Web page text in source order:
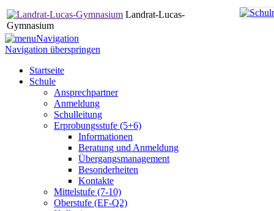
Landrat-Lucas-
Gymnasium
Navigation
Navigation überspringen
Startseite
Schule
Ansprechpartner
Anmeldung
Schulleitung
Erprobungsstufe (5+6)
Informationen
Beratung und Anmeldung
Übergangsmanagement
Besonderheiten
Kontakte
Mittelstufe (7-10)
Oberstufe (EF-Q2)